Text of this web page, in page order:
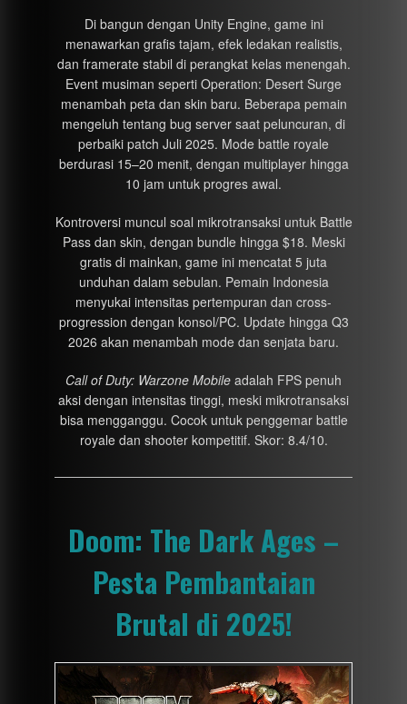
Di bangun dengan Unity Engine, game ini
menawarkan grafis tajam, efek ledakan realistis,
dan framerate stabil di perangkat kelas menengah.
Event musiman seperti Operation: Desert Surge
menambah peta dan skin baru. Beberapa pemain
mengeluh tentang bug server saat peluncuran, di
perbaiki patch Juli 2025. Mode battle royale
berdurasi 15–20 menit, dengan multiplayer hingga
10 jam untuk progres awal.
Kontroversi muncul soal mikrotransaksi untuk Battle
Pass dan skin, dengan bundle hingga $18. Meski
gratis di mainkan, game ini mencatat 5 juta
unduhan dalam sebulan. Pemain Indonesia
menyukai intensitas pertempuran dan cross-
progression dengan konsol/PC. Update hingga Q3
2026 akan menambah mode dan senjata baru.
Call of Duty: Warzone Mobile adalah FPS penuh
aksi dengan intensitas tinggi, meski mikrotransaksi
bisa mengganggu. Cocok untuk penggemar battle
royale dan shooter kompetitif. Skor: 8.4/10.
Doom: The Dark Ages –
Pesta Pembantaian
Brutal di 2025!